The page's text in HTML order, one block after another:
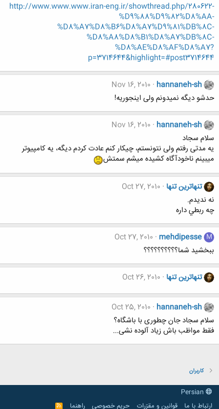
http://www.www.www.iran-eng.ir/showthread.php/280622-
%D9%88%D9%82%D8%AA-
%D8%A7%D8%B6%D8%A7%D9%81%DB%8C-
%D8%A8%D8%B1%D8%A7%DB%8C-
%D8%AE%D8%AF%D8%A7?
p=3714644&highlight=#post3714644
hannaneh-sh
Nov 16, 2010
حدشو دیگه نمیدونم ولی اینجوریه!
hannaneh-sh
Nov 16, 2010
سلام سجاد
یه مدتی رفتم ولی نتونستم، چیکار کنم عادت کردم دیگه، یه کامپیوتر
میبینم ناخودآگاه کشیده میشم سمتش
تنهاترين تنها Oct 27, 2010
نه نديدم.
چه ربطي داره
M
mehdipesse
Oct 27, 2010
ببخشيد شما؟؟؟؟؟؟؟؟؟؟
تنهاترين تنها Oct 26, 2010
hannaneh-sh
Oct 25, 2010
سلام سجاد جان چطوری با باشگاه؟
فقط مواظب باش زیاد آلوده نشی...
کاربران
ارتباط با ما
قوانین و مقرّرات حریم خصوصی راهنما
R